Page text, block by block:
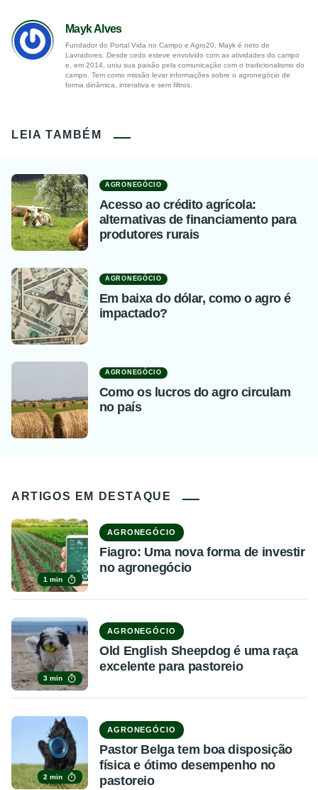
Mayk Alves
Fundador do Portal Vida no Campo e Agro20, Mayk é neto de
Lavradores. Desde cedo esteve envolvido com as atividades do campo
e, em 2014, uniu sua paixão pela comunicação com o tradicionalismo do
campo. Tem como missão levar informações sobre o agronegócio de
forma dinâmica, interativa e sem filtros.
LEIA TAMBÉM
AGRONEGÓCIO
Acesso ao crédito agrícola:
alternativas de financiamento para
produtores rurais
AGRONEGÓCIO
Em baixa do dólar, como o agro é
impactado?
AGRONEGÓCIO
Como os lucros do agro circulam
no país
ARTIGOS EM DESTAQUE
1 min
AGRONEGÓCIO
Fiagro: Uma nova forma de investir
no agronegócio
3 min
AGRONEGÓCIO
Old English Sheepdog é uma raça
excelente para pastoreio
2 min
AGRONEGÓCIO
Pastor Belga tem boa disposição
física e ótimo desempenho no
pastoreio